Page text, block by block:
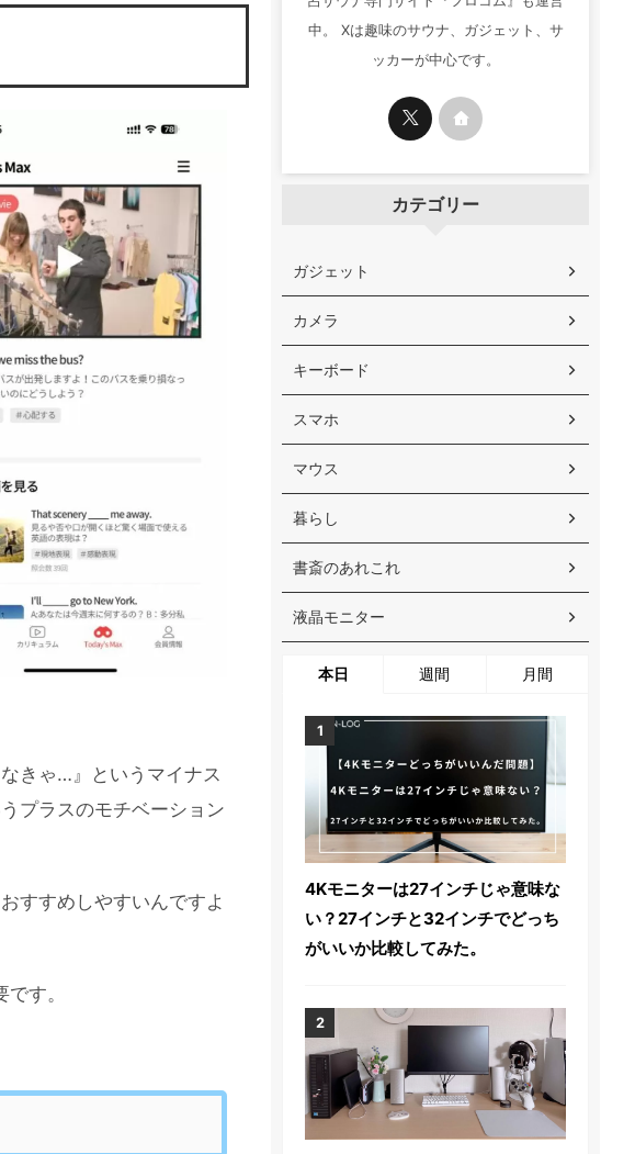
きゃ…』というマイナス
プラスのモチベーション
すすめしやすいんですよ
す。
中。 Xは趣味のサウナ、ガジェット、サ
ッカーが中心です。
カテゴリー
ガジェット
カメラ
キーボード
スマホ
マウス
暮らし
書斎のあれこれ
液晶モニター
本日 週間 月間
4Kモニターは27インチじゃ意味な
い？27インチと32インチでどっち
がいいか比較してみた。